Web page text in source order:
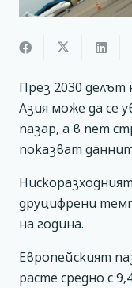
През 2030 делът
Азия може да се
пазар, а в пет
показват
друцифрени
на година.
Европейският
расте средно с